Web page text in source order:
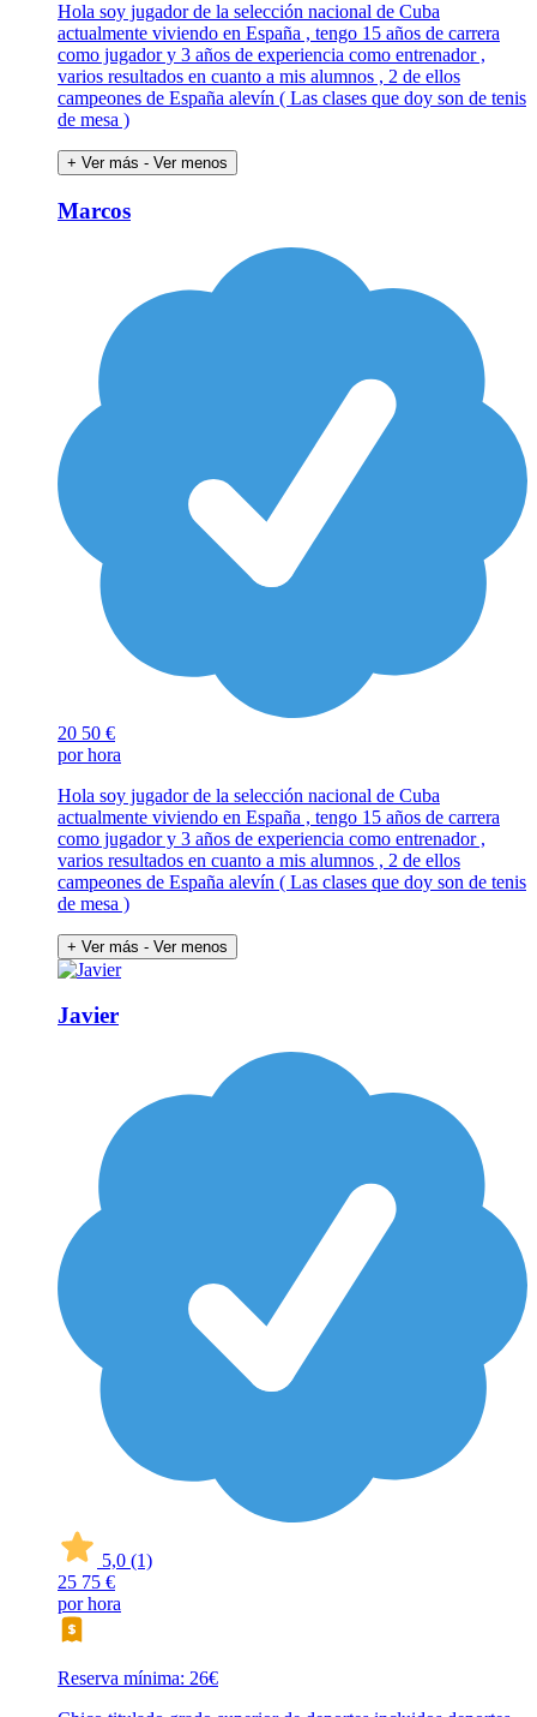
Hola soy jugador de la selección nacional de Cuba
actualmente viviendo en España , tengo 15 años de carrera
como jugador y 3 años de experiencia como entrenador ,
varios resultados en cuanto a mis alumnos , 2 de ellos
campeones de España alevín ( Las clases que doy son de tenis
de mesa )
+ Ver más - Ver menos
Marcos
20 50 €
por hora
Hola soy jugador de la selección nacional de Cuba
actualmente viviendo en España , tengo 15 años de carrera
como jugador y 3 años de experiencia como entrenador ,
varios resultados en cuanto a mis alumnos , 2 de ellos
campeones de España alevín ( Las clases que doy son de tenis
de mesa )
+ Ver más - Ver menos
Javier
5,0 (1)
25 75 €
por hora
Reserva mínima: 26€